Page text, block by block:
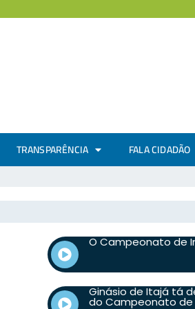
TRANSPARÊNCIA FALA CIDADÃO
O Campeonato de
Ginásio de Itajá tá
do Campeonato de